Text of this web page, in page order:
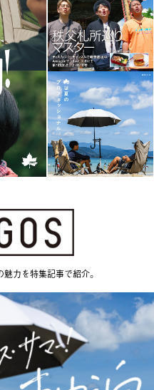
力を特集記事で紹介。